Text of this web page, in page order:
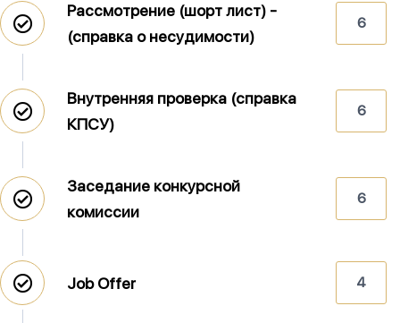
Рассмотрение (шорт лист) -
(справка о несудимости)
6
Внутренняя проверка (справка
КПСУ)
6
Заседание конкурсной
комиссии
6
Job Offer 4